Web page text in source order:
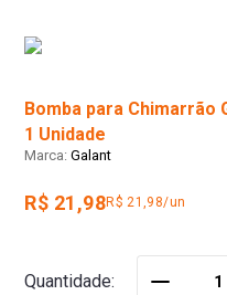
Bomba para Chimarrão
1 Unidade
Galant
R$ 21,98R$ 21,98/un
Quantidade